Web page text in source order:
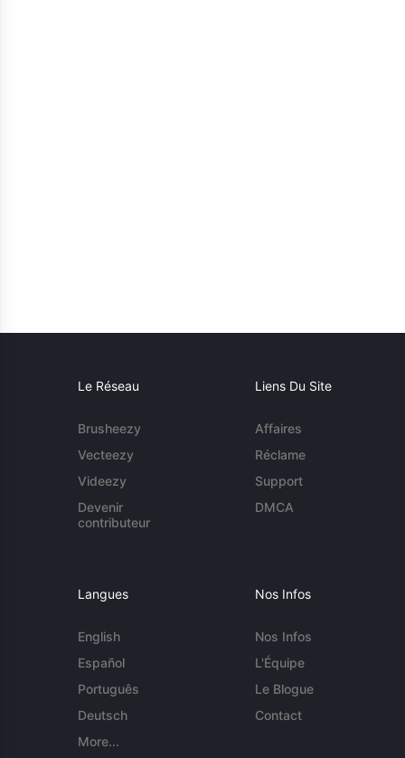
Le Réseau
Brusheezy
Vecteezy
Videezy
Devenir
contributeur
Liens Du Site
Affaires
Réclame
Support
DMCA
Langues
English
Español
Português
Deutsch
More...
Nos Infos
Nos Infos
L'Équipe
Le Blogue
Contact